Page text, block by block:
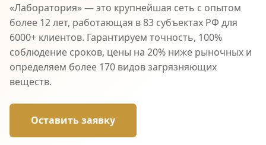
«Лаборатория» — это крупнейшая сеть с опытом
более 12 лет, работающая в 83 субъектах РФ для
6000+ клиентов. Гарантируем точность, 100%
соблюдение сроков, цены на 20% ниже рыночных и
определяем более 170 видов загрязняющих
веществ.
Оставить заявку